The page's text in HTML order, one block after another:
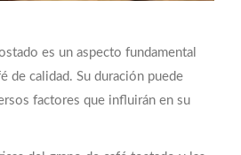
es un aspecto fundamental
de calidad. Su duración puede
factores que influirán en su